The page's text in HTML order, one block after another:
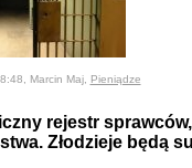
Marcin Maj, Pieniądze
rejestr
Złodzieje będą